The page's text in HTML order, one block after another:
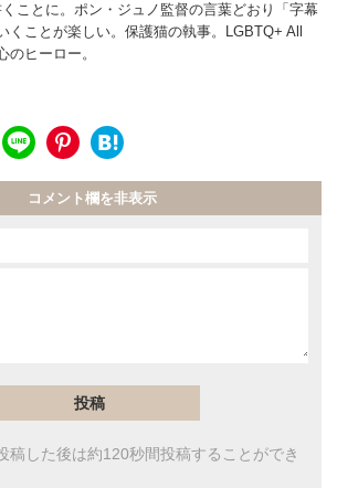
ことに。ポン・ジュノ監督の言葉どおり「字幕
くことが楽しい。保護猫の執事。LGBTQ+ All
のヒーロー。
コメント欄を非表示
稿した後は約120秒間投稿することができ